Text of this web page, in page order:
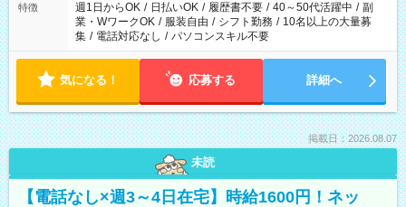
特徴 週1日からOK / 日払いOK / 履歴書不要 / 40～50代活躍中 / 副
業・WワークOK / 服装自由 / シフト勤務 / 10名以上の大量募
集 / 電話対応なし / パソコンスキル不要
気になる！ 応募する 詳細へ
掲載日：2026.08.07
未読
【電話なし×週3～4日在宅】時給1600円！ネッ